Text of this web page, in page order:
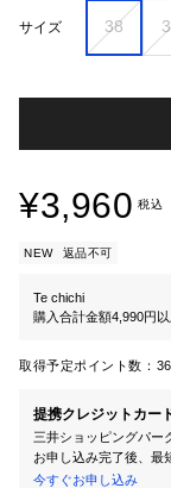
サイズ 38
¥3,960 税込
NEW 返品不可
Te chichi
購入合計金額4,990円
取得予定ポイント数：
提携クレジットカー
三井ショッピングパー
お申し込み完了後、最
今すぐお申し込み